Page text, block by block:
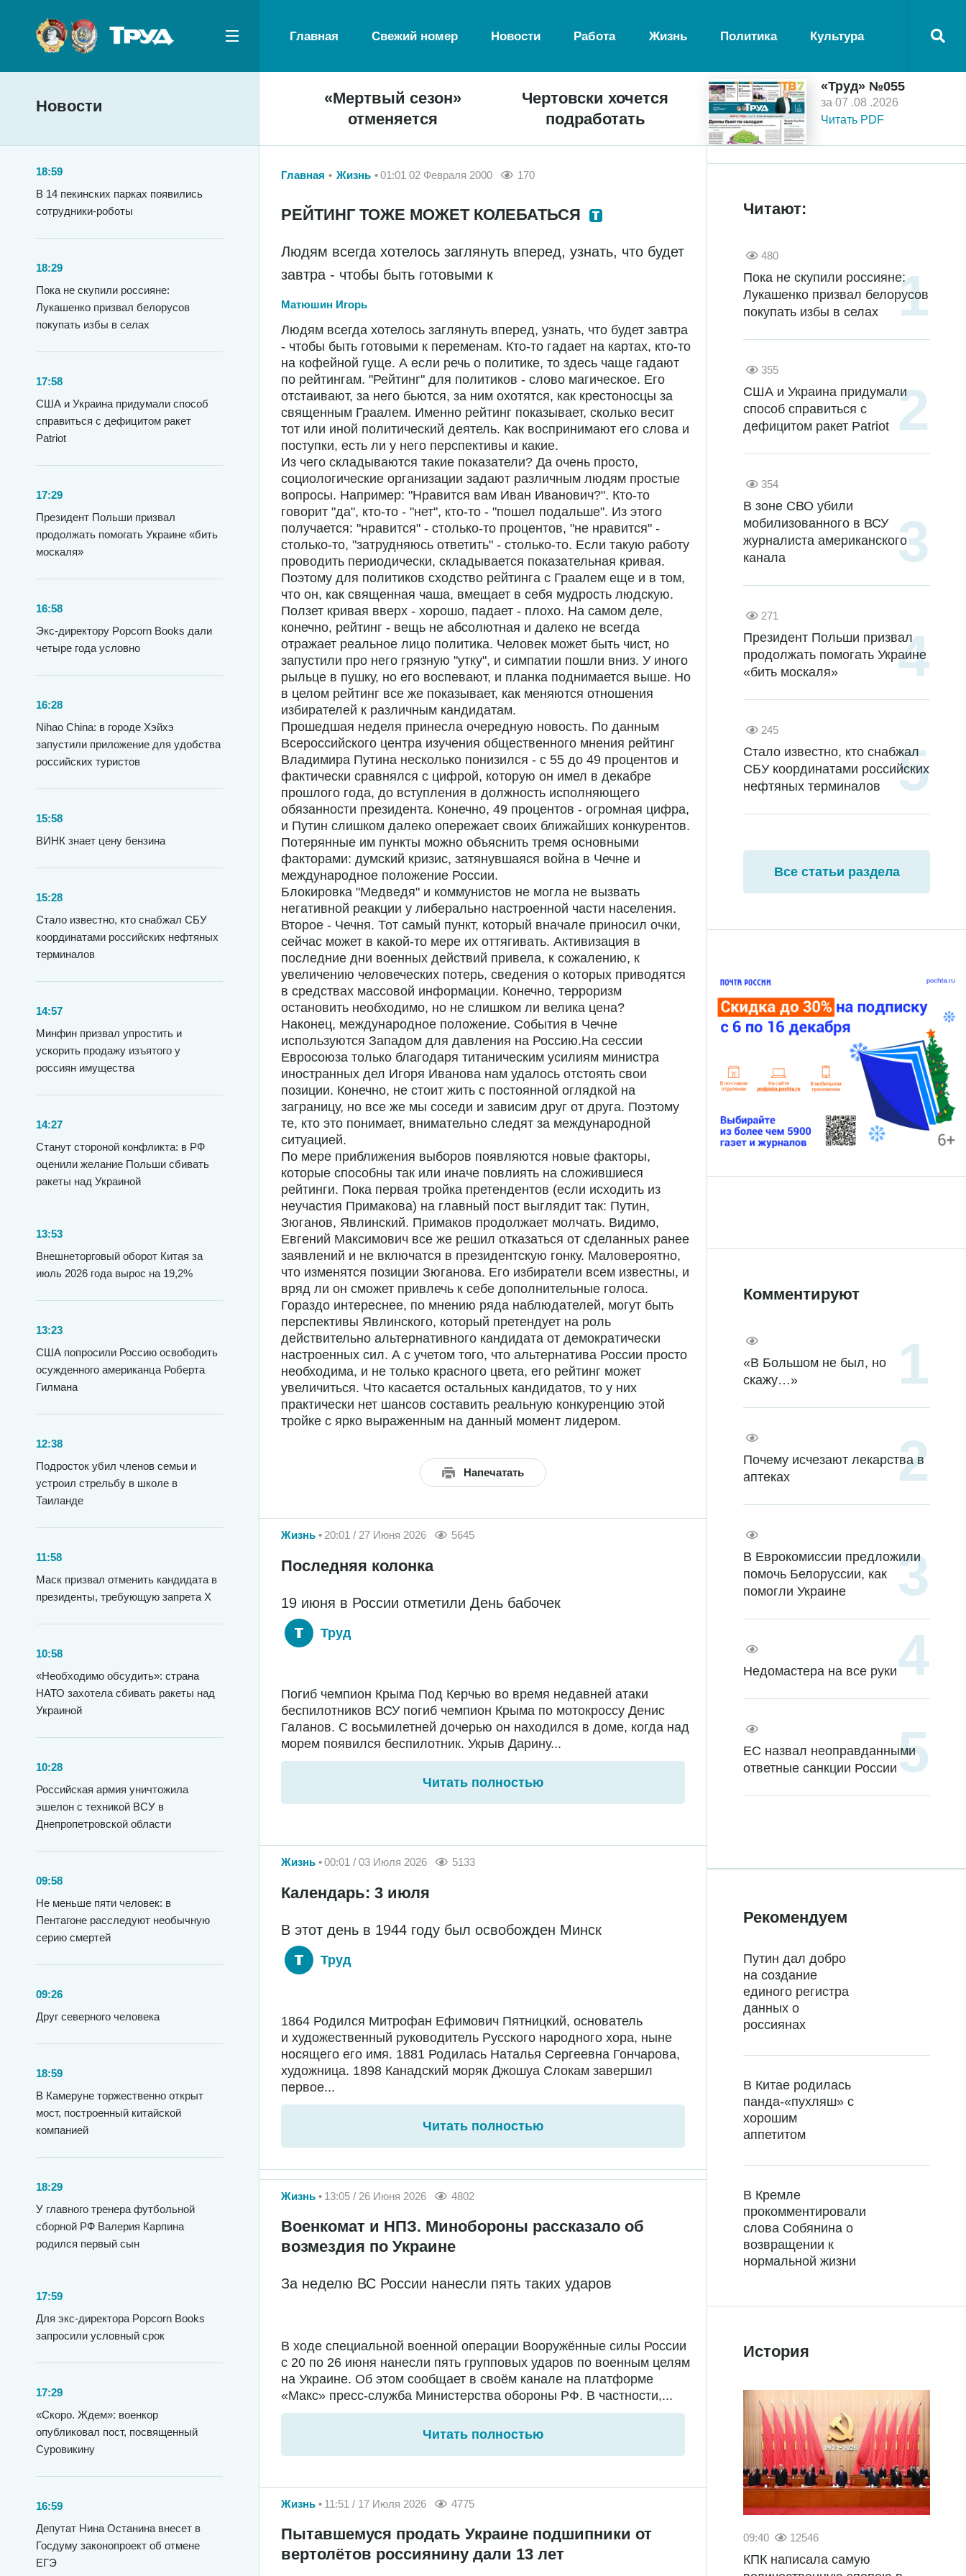
Главная Свежий номер Новости Работа Жизнь Политика Культура
Новости
«Мертвый сезон»
отменяется
Чертовски хочется
подработать
«Труд» №055
за 07 .08 .2026
Читать PDF
18:59
В 14 пекинских парках появились
сотрудники-роботы
18:29
Пока не скупили россияне:
Лукашенко призвал белорусов
покупать избы в селах
17:58
США и Украина придумали способ
справиться с дефицитом ракет
Patriot
17:29
Президент Польши призвал
продолжать помогать Украине «бить
москаля»
16:58
Экс-директору Popcorn Books дали
четыре года условно
16:28
Nihao China: в городе Хэйхэ
запустили приложение для удобства
российских туристов
15:58
ВИНК знает цену бензина
15:28
Стало известно, кто снабжал СБУ
координатами российских нефтяных
терминалов
14:57
Минфин призвал упростить и
ускорить продажу изъятого у
россиян имущества
14:27
Станут стороной конфликта: в РФ
оценили желание Польши сбивать
ракеты над Украиной
13:53
Внешнеторговый оборот Китая за
июль 2026 года вырос на 19,2%
13:23
США попросили Россию освободить
осужденного американца Роберта
Гилмана
12:38
Подросток убил членов семьи и
устроил стрельбу в школе в
Таиланде
11:58
Маск призвал отменить кандидата в
президенты, требующую запрета X
10:58
«Необходимо обсудить»: страна
НАТО захотела сбивать ракеты над
Украиной
10:28
Российская армия уничтожила
эшелон с техникой ВСУ в
Днепропетровской области
09:58
Не меньше пяти человек: в
Пентагоне расследуют необычную
серию смертей
09:26
Друг северного человека
18:59
В Камеруне торжественно открыт
мост, построенный китайской
компанией
18:29
У главного тренера футбольной
сборной РФ Валерия Карпина
родился первый сын
17:59
Для экс-директора Popcorn Books
запросили условный срок
17:29
«Скоро. Ждем»: военкор
опубликовал пост, посвященный
Суровикину
16:59
Депутат Нина Останина внесет в
Госдуму законопроект об отмене
ЕГЭ
Главная Жизнь 01:01 02 Февраля 2000 170
РЕЙТИНГ ТОЖЕ МОЖЕТ КОЛЕБАТЬСЯ
Людям всегда хотелось заглянуть вперед, узнать, что будет
завтра - чтобы быть готовыми к
Матюшин Игорь
Людям всегда хотелось заглянуть вперед, узнать, что будет завтра
- чтобы быть готовыми к переменам. Кто-то гадает на картах, кто-то
на кофейной гуще. А если речь о политике, то здесь чаще гадают
по рейтингам. "Рейтинг" для политиков - слово магическое. Его
отстаивают, за него бьются, за ним охотятся, как крестоносцы за
священным Граалем. Именно рейтинг показывает, сколько весит
тот или иной политический деятель. Как воспринимают его слова и
поступки, есть ли у него перспективы и какие.
Из чего складываются такие показатели? Да очень просто,
социологические организации задают различным людям простые
вопросы. Например: "Нравится вам Иван Иванович?". Кто-то
говорит "да", кто-то - "нет", кто-то - "пошел подальше". Из этого
получается: "нравится" - столько-то процентов, "не нравится" -
столько-то, "затрудняюсь ответить" - столько-то. Если такую работу
проводить периодически, складывается показательная кривая.
Поэтому для политиков сходство рейтинга с Граалем еще и в том,
что он, как священная чаша, вмещает в себя мудрость людскую.
Ползет кривая вверх - хорошо, падает - плохо. На самом деле,
конечно, рейтинг - вещь не абсолютная и далеко не всегда
отражает реальное лицо политика. Человек может быть чист, но
запустили про него грязную "утку", и симпатии пошли вниз. У иного
рыльце в пушку, но его воспевают, и планка поднимается выше. Но
в целом рейтинг все же показывает, как меняются отношения
избирателей к различным кандидатам.
Прошедшая неделя принесла очередную новость. По данным
Всероссийского центра изучения общественного мнения рейтинг
Владимира Путина несколько понизился - с 55 до 49 процентов и
фактически сравнялся с цифрой, которую он имел в декабре
прошлого года, до вступления в должность исполняющего
обязанности президента. Конечно, 49 процентов - огромная цифра,
и Путин слишком далеко опережает своих ближайших конкурентов.
Потерянные им пункты можно объяснить тремя основными
факторами: думский кризис, затянувшаяся война в Чечне и
международное положение России.
Блокировка "Медведя" и коммунистов не могла не вызвать
негативной реакции у либерально настроенной части населения.
Второе - Чечня. Тот самый пункт, который вначале приносил очки,
сейчас может в какой-то мере их оттягивать. Активизация в
последние дни военных действий привела, к сожалению, к
увеличению человеческих потерь, сведения о которых приводятся
в средствах массовой информации. Конечно, терроризм
остановить необходимо, но не слишком ли велика цена?
Наконец, международное положение. События в Чечне
используются Западом для давления на Россию.На сессии
Евросоюза только благодаря титаническим усилиям министра
иностранных дел Игоря Иванова нам удалось отстоять свои
позиции. Конечно, не стоит жить с постоянной оглядкой на
заграницу, но все же мы соседи и зависим друг от друга. Поэтому
те, кто это понимает, внимательно следят за международной
ситуацией.
По мере приближения выборов появляются новые факторы,
которые способны так или иначе повлиять на сложившиеся
рейтинги. Пока первая тройка претендентов (если исходить из
неучастия Примакова) на главный пост выглядит так: Путин,
Зюганов, Явлинский. Примаков продолжает молчать. Видимо,
Евгений Максимович все же решил отказаться от сделанных ранее
заявлений и не включатся в президентскую гонку. Маловероятно,
что изменятся позиции Зюганова. Его избиратели всем известны, и
вряд ли он сможет привлечь к себе дополнительные голоса.
Гораздо интереснее, по мнению ряда наблюдателей, могут быть
перспективы Явлинского, который претендует на роль
действительно альтернативного кандидата от демократически
настроенных сил. А с учетом того, что альтернатива России просто
необходима, и не только красного цвета, его рейтинг может
увеличиться. Что касается остальных кандидатов, то у них
практически нет шансов составить реальную конкуренцию этой
тройке с ярко выраженным на данный момент лидером.
Напечатать
Жизнь 20:01 / 27 Июня 2026 5645
Последняя колонка
19 июня в России отметили День бабочек
Труд
Погиб чемпион Крыма Под Керчью во время недавней атаки
беспилотников ВСУ погиб чемпион Крыма по мотокроссу Денис
Галанов. С восьмилетней дочерью он находился в доме, когда над
морем появился беспилотник. Укрыв Дарину...
Читать полностью
Жизнь 00:01 / 03 Июля 2026 5133
Календарь: 3 июля
В этот день в 1944 году был освобожден Минск
Труд
1864 Родился Митрофан Ефимович Пятницкий, основатель
и художественный руководитель Русского народного хора, ныне
носящего его имя. 1881 Родилась Наталья Сергеевна Гончарова,
художница. 1898 Канадский моряк Джошуа Слокам завершил
первое...
Читать полностью
Жизнь 13:05 / 26 Июня 2026 4802
Военкомат и НПЗ. Минобороны рассказало об
возмездия по Украине
За неделю ВС России нанесли пять таких ударов
В ходе специальной военной операции Вооружённые силы России
с 20 по 26 июня нанесли пять групповых ударов по военным целям
на Украине. Об этом сообщает в своём канале на платформе
«Макс» пресс-служба Министерства обороны РФ. В частности,...
Читать полностью
Жизнь 11:51 / 17 Июля 2026 4775
Пытавшемуся продать Украине подшипники от
вертолётов россиянину дали 13 лет
Читают:
480
Пока не скупили россияне:
Лукашенко призвал белорусов
покупать избы в селах
355
США и Украина придумали
способ справиться с
дефицитом ракет Patriot
354
В зоне СВО убили
мобилизованного в ВСУ
журналиста американского
канала
271
Президент Польши призвал
продолжать помогать Украине
«бить москаля»
245
Стало известно, кто снабжал
СБУ координатами российских
нефтяных терминалов
Все статьи раздела
Комментируют
«В Большом не был, но
скажу…»
Почему исчезают лекарства в
аптеках
В Еврокомиссии предложили
помочь Белоруссии, как
помогли Украине
Недомастера на все руки
ЕС назвал неоправданными
ответные санкции России
Рекомендуем
Путин дал добро
на создание
единого регистра
данных о
россиянах
В Китае родилась
панда-«пухляш» с
хорошим
аппетитом
В Кремле
прокомментировали
слова Собянина о
возвращении к
нормальной жизни
История
09:40 12546
КПК написала самую